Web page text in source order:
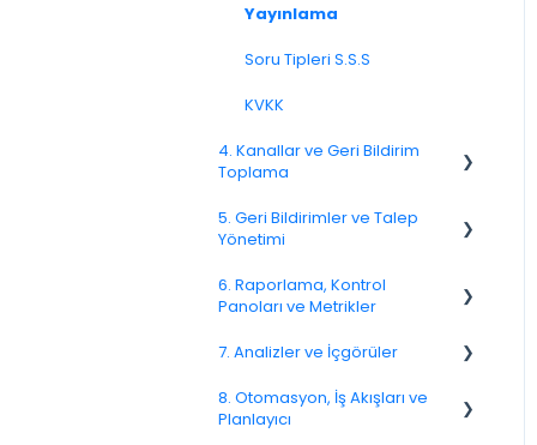
Yayınlama
Soru Tipleri S.S.S
KVKK
4. Kanallar ve Geri Bildirim
Toplama
4.1. Kanallara Genel Bakış
4.4. Bağlantı ve QR Kod
4.8. WhatsApp Anketleri
5. Geri Bildirimler ve Talep
Yönetimi
Spam
Geri Bildirimlerle İlgili Sorular
6. Raporlama, Kontrol
Panoları ve Metrikler
NPS
CSAT
7. Analizler ve İçgörüler
7.6. Etken Analizi
8. Otomasyon, İş Akışları ve
Planlayıcı